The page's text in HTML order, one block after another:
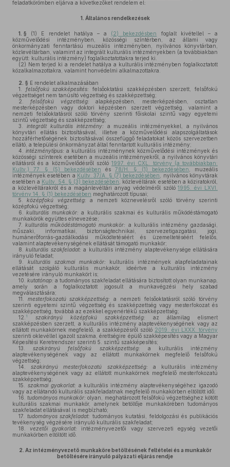
feladatkörömben eljárva a következőket rendelem el:
1. Általános rendelkezések
1. § (1) E rendelet hatálya – a (2) bekezdésben
foglalt kivétellel – a
közművelődési intézményben, közösségi színtérben, az állami vagy
önkormányzati fenntartású muzeális intézményben, nyilvános könyvtárban,
közlevéltárban, valamint az integrált kulturális intézményekben (a továbbiakban
együtt: kulturális intézmény) foglalkoztatottakra terjed ki.
(2) Nem terjed ki a rendelet hatálya a kulturális intézményben foglalkoztatott
közalkalmazottakra, valamint honvédelmi alkalmazottakra.
2. § E rendelet alkalmazásában
1.
felsőfokú szakképesítés:
felsőoktatási szakképzésben szerzett, felsőfokú
végzettséget nem tanúsító végzettség és szakképzettség;
2.
felsőfokú végzettség: alapképzésben, mesterképzésben, osztatlan
mesterképzésben vagy doktori képzésben szerzett végzettség, valamint a
nemzeti felsőoktatásról szóló törvény szerinti főiskolai szintű vagy egyetemi
szintű végzettség és szakképzettség;
3.
integrált kulturális intézmény: a muzeális intézményekkel, a nyilvános
könyvtári ellátás biztosításával, illetve a közművelődési alapszolgáltatások
hozzáférhetőségének biztosításával összefüggő feladatokat közös szervezetben
ellátó, a települési önkormányzat által fenntartott kulturális intézmény;
4.
intézménytípus: a kulturális intézménynek közművelődési intézmények és
közösségi színterek esetében a muzeális intézményekről, a nyilvános könyvtári
ellátásról és a közművelődésről szóló 1997. évi CXL. törvény (a továbbiakban:
Kultv.) 77. § (5) bekezdésében és78/H. § (1) bekezdésében , muzeális
intézmények esetében a Kultv. 37/A. § (7) bekezdésében
, nyilvános könyvtárak
esetében a Kultv. 54. § (3) bekezdésében
, közlevéltárak esetében a köziratokról,
a közlevéltárakról és a magánlevéltári anyag védelméről szóló1995. évi LXVI.
törvény 14. § (1) bekezdésében meghatározott típusai;
5.
középfokú végzettség: a nemzeti köznevelésről szóló törvény szerinti
középfokú végzettség;
6.
kulturális munkakör: a kulturális szakmai és kulturális működéstámogató
munkakörök együttes elnevezése;
7.
kulturális működéstámogató munkakör: a kulturális intézmény gazdasági,
műszaki, informatikai, biztonságtechnikai, szervezetigazgatási, jogi,
humánerőforrás-gazdálkodási működtetéséért és üzemeltetéséért felelős,
valamint alaptevékenységének ellátását támogató munkakör;
8.
kulturális szakfeladat: a kulturális intézmény alaptevékenysége ellátására
irányuló feladat;
9.
kulturális szakmai munkakör: kulturális intézmények alapfeladatainak
ellátását szolgáló kulturális munkakör, ideértve a kulturális intézmény
vezetésére irányuló munkakört is;
10. kutatónap: a tudományos szakfeladat ellátására biztosított olyan munkanap,
amely során a foglalkoztatott jogosult a munkavégzési hely szabad
megválasztására;
11.
mesterfokozatú szakképzettség:
a nemzeti felsőoktatásról szóló törvény
szerinti egyetemi szintű végzettség és szakképzettség vagy mesterfokozat és
szakképzettség, továbbá az ezekkel egyenértékű szakképzettség;
12. 1 szakirányú középfokú szakképzettség: az államilag elismert
szakképzésben szerzett, a kulturális intézmény alaptevékenységének vagy az
ellátott munkakörnek megfelelő, a szakképzésről szóló 2019. évi LXXX. törvény
szerinti oklevéllel igazolt szakma, érettségire épülő szakképesítés vagy a Magyar
Képesítési Keretrendszer szerinti 5. szintű szakképesítés;
13.
szakirányú felsőfokú szakképzettség: a kulturális intézmény
alaptevékenységének vagy az ellátott munkakörnek megfelelő felsőfokú
végzettség;
14.
szakirányú mesterfokozatú szakképzettség: a kulturális intézmény
alaptevékenységének vagy az ellátott munkakörnek megfelelő mesterfokozatú
szakképzettség;
15.
szakmai gyakorlat: a kulturális intézmény alaptevékenységéhez igazodó
vagy az ellátandó kulturális szakfeladatnak megfelelő munkakörben eltöltött idő;
16. tudományos munkakör: olyan, meghatározott felsőfokú végzettséghez kötött
kulturális szakmai munkakör, amelynek betöltője munkakörében tudományos
szakfeladat ellátásával is megbízható;
17.
tudományos szakfeladat: tudományos kutatási, feldolgozási és publikációs
tevékenység végzésére irányuló kulturális szakfeladat;
18.
vezetői gyakorlat:
intézményvezetői vagy szervezeti egység vezetői
munkakörben eltöltött idő.
2. Az intézményvezető munkaköre betöltésének feltételei és a munkakör
betöltésére irányuló pályázati eljárás rendje